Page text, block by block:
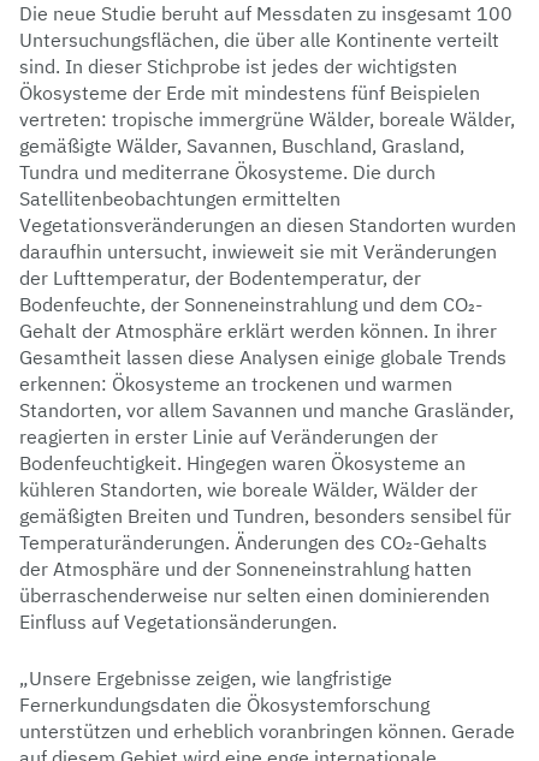
Die neue Studie beruht auf Messdaten zu insgesamt 100
Untersuchungsflächen, die über alle Kontinente verteilt
sind. In dieser Stichprobe ist jedes der wichtigsten
Ökosysteme der Erde mit mindestens fünf Beispielen
vertreten: tropische immergrüne Wälder, boreale Wälder,
gemäßigte Wälder, Savannen, Buschland, Grasland,
Tundra und mediterrane Ökosysteme. Die durch
Satellitenbeobachtungen ermittelten
Vegetationsveränderungen an diesen Standorten wurden
daraufhin untersucht, inwieweit sie mit Veränderungen
der Lufttemperatur, der Bodentemperatur, der
Bodenfeuchte, der Sonneneinstrahlung und dem CO₂-
Gehalt der Atmosphäre erklärt werden können. In ihrer
Gesamtheit lassen diese Analysen einige globale Trends
erkennen: Ökosysteme an trockenen und warmen
Standorten, vor allem Savannen und manche Grasländer,
reagierten in erster Linie auf Veränderungen der
Bodenfeuchtigkeit. Hingegen waren Ökosysteme an
kühleren Standorten, wie boreale Wälder, Wälder der
gemäßigten Breiten und Tundren, besonders sensibel für
Temperaturänderungen. Änderungen des CO₂-Gehalts
der Atmosphäre und der Sonneneinstrahlung hatten
überraschenderweise nur selten einen dominierenden
Einfluss auf Vegetationsänderungen.
„Unsere Ergebnisse zeigen, wie langfristige
Fernerkundungsdaten die Ökosystemforschung
unterstützen und erheblich voranbringen können. Gerade